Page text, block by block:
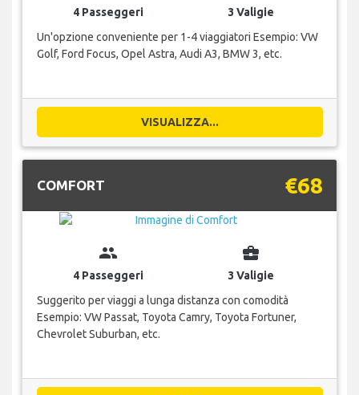
4 Passeggeri
3 Valigie
Un'opzione conveniente per 1-4 viaggiatori Esempio: VW
Golf, Ford Focus, Opel Astra, Audi A3, BMW 3, etc.
VISUALIZZA...
COMFORT €68
group
4 Passeggeri
business_center
3 Valigie
Suggerito per viaggi a lunga distanza con comodità
Esempio: VW Passat, Toyota Camry, Toyota Fortuner,
Chevrolet Suburban, etc.